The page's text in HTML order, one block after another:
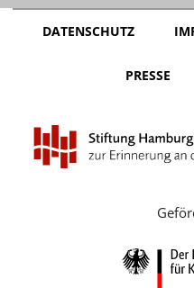
Español
Nederlands
Português
Русский
DATENSCHUTZ
PRESSE